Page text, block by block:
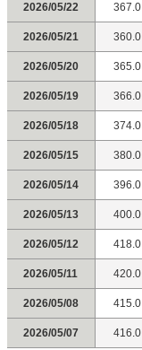
2026/05/22 367.0
2026/05/21 360.0
2026/05/20 365.0
2026/05/19 366.0
2026/05/18 374.0
2026/05/15 380.0
2026/05/14 396.0
2026/05/13 400.0
2026/05/12 418.0
2026/05/11 420.0
2026/05/08 415.0
2026/05/07 416.0